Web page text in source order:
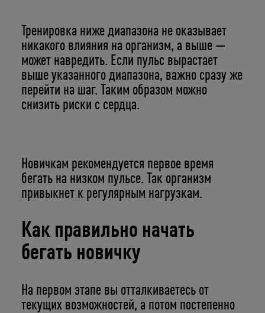
Тренировка ниже диапазона не оказывает
никакого влияния на организм, а выше —
может навредить. Если пульс вырастает
выше указанного диапазона, важно сразу же
перейти на шаг. Таким образом можно
снизить риски с сердца.
Новичкам рекомендуется первое время
бегать на низком пульсе. Так организм
привыкнет к регулярным нагрузкам.
Как правильно начать
бегать новичку
На первом этапе вы отталкиваетесь от
текущих возможностей, а потом постепенно